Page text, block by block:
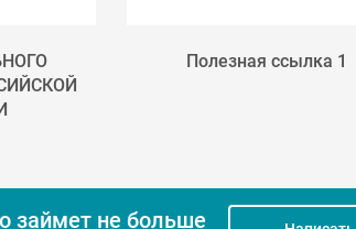
Полезная ссылка 1
займет не больше